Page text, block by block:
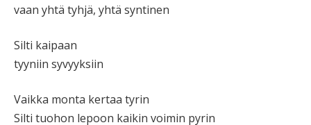
vaan yhtä tyhjä, yhtä syntinen
Silti kaipaan
tyyniin syvyyksiin
Vaikka monta kertaa tyrin
Silti tuohon lepoon kaikin voimin pyrin